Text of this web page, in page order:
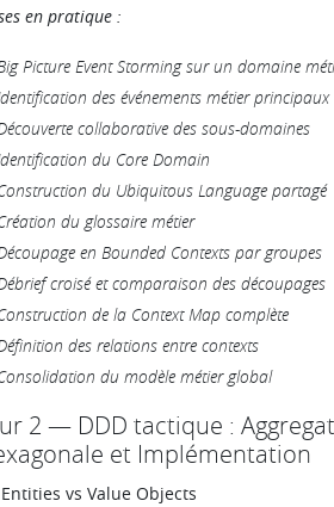
en pratique :
Picture Event Storming sur un domaine
des événements métier principaux
collaborative des sous-domaines
du Core Domain
du Ubiquitous Language partagé
du glossaire métier
en Bounded Contexts par groupes
croisé et comparaison des découpages
de la Context Map complète
des relations entre contexts
du modèle métier global
2 — DDD tactique :
et Implémentation
Entities vs Value Objects